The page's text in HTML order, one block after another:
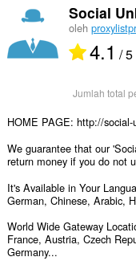
Social
oleh
4.1 / 5
Jumlah total
HOME PAGE: http://
We guarantee that our
return money if you do not
It's Available in Your
German, Chinese, Arabic,
World Wide Gateway
France, Austria, Czech
Germany...